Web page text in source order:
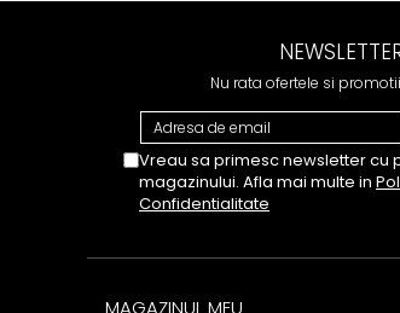
Nu rata ofertele si
Vreau sa primesc newsletter cu
magazinului. Afla mai multe in
Confidentialitate
MAGAZINUL MEU